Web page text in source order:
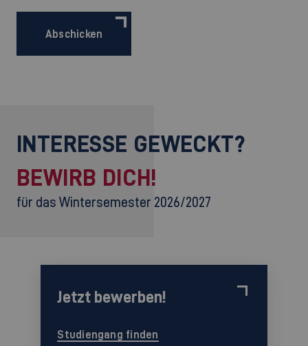
Abschicken
INTERESSE GEWECKT?
BEWIRB DICH!
für das Wintersemester 2026/2027
Jetzt bewerben!
Studiengang finden